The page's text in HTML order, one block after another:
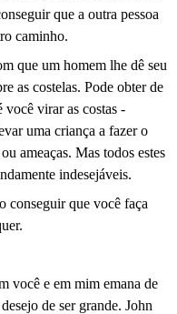
que a outra pessoa
caminho.
que um homem lhe dê seu
as costelas. Pode obter de
você virar as costas -
uma criança a fazer o
ameaças. Mas todos estes
indesejáveis.
conseguir que você faça
você e em mim emana de
de ser grande. John